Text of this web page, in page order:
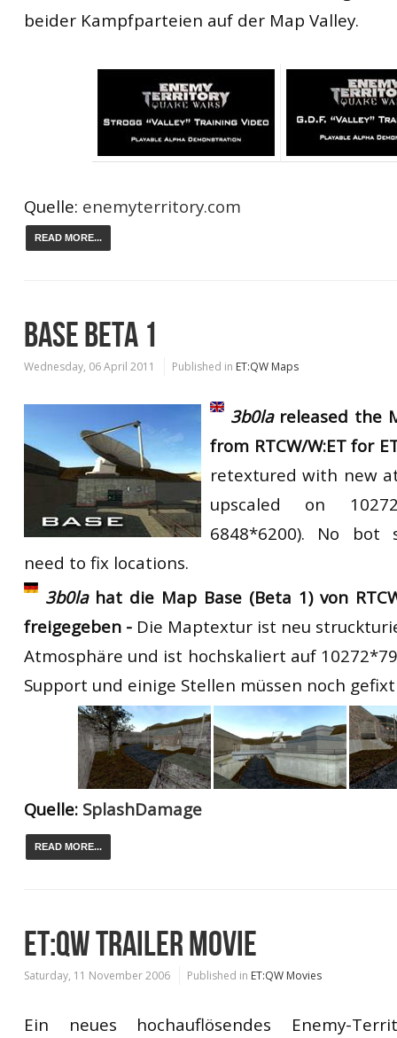
beider Kampfparteien auf der Map Valley.
Quelle: enemyterritory.com
READ MORE...
BASE BETA 1
Wednesday, 06 April 2011 Published in ET:QW Maps
3b0la released the
from RTCW/W:ET for
retextured with new
upscaled on
6848*6200). No bot
need to fix locations.
3b0la hat die Map Base (Beta 1) von
freigegeben - Die Maptextur ist neu
Atmosphäre und ist hochskaliert auf
Support und einige Stellen müssen noch
Quelle: SplashDamage
READ MORE...
ET:QW TRAILER MOVIE
Saturday, 11 November 2006 Published in ET:QW Movies
Ein neues hochauflösendes Enemy-